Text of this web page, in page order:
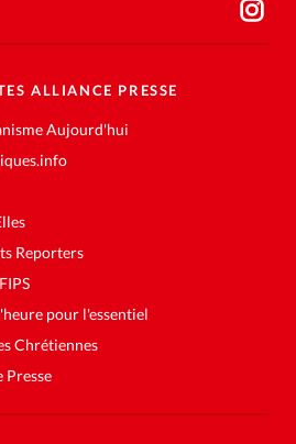
ALLIANCE PRESSE
Aujourd'hui
Reporters
pour l'essentiel
Chrétiennes
Presse